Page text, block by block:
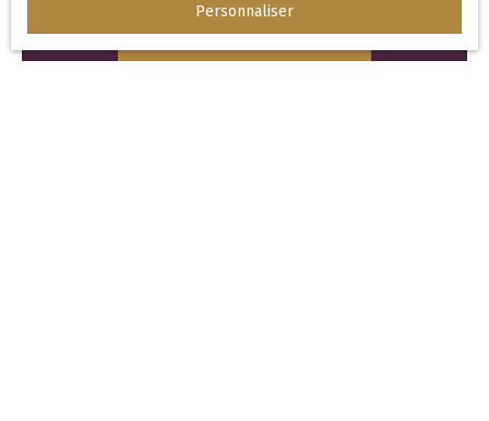
Recevoir des annonces
Personnaliser